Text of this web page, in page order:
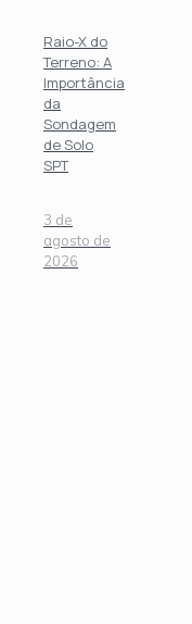
Raio-X do
Terreno: A
Importância
da
Sondagem
de Solo
SPT
3 de
agosto de
2026